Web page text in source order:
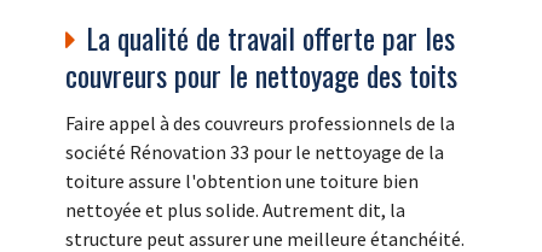
La qualité de travail offerte par les
couvreurs pour le nettoyage des toits
Faire appel à des couvreurs professionnels de la
société Rénovation 33 pour le nettoyage de la
toiture assure l'obtention une toiture bien
nettoyée et plus solide. Autrement dit, la
structure peut assurer une meilleure étanchéité.